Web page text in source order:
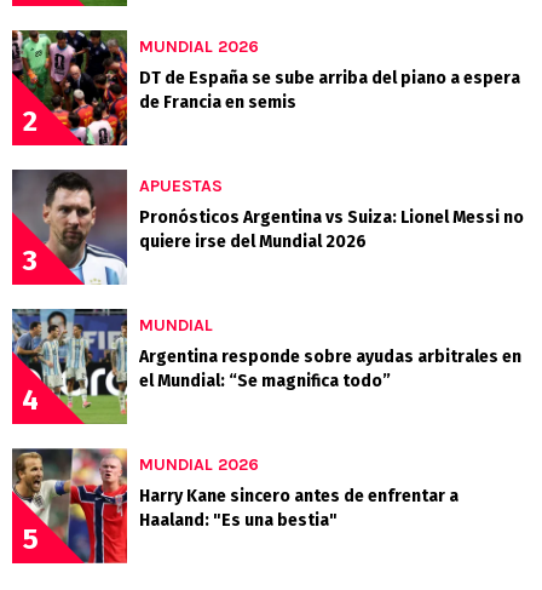
2
MUNDIAL 2026
DT de España se sube arriba del piano a espera
de Francia en semis
3
APUESTAS
Pronósticos Argentina vs Suiza: Lionel Messi no
quiere irse del Mundial 2026
4
MUNDIAL
Argentina responde sobre ayudas arbitrales en
el Mundial: “Se magnifica todo”
5
MUNDIAL 2026
Harry Kane sincero antes de enfrentar a
Haaland: "Es una bestia"